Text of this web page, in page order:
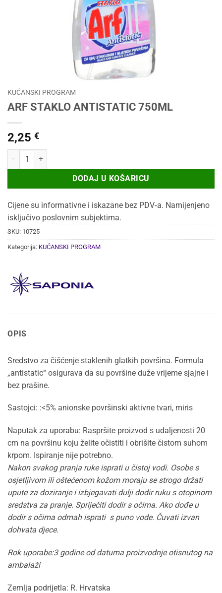
KUĆANSKI PROGRAM
ARF STAKLO ANTISTATIC 750ML
2,25 €
ARF STAKLO ANTISTATIC 750ML količina
DODAJ U KOŠARICU
Cijene su informativne i iskazane bez PDV‑a. Namijenjeno
isključivo poslovnim subjektima.
SKU: 10725
Kategorija: KUĆANSKI PROGRAM
OPIS
Sredstvo za čišćenje staklenih glatkih površina. Formula
„antistatic“ osigurava da su površine duže vrijeme sjajne i
bez prašine.
Sastojci: :<5% anionske površinski aktivne tvari, miris
Naputak za uporabu: Raspršite proizvod s udaljenosti 20
cm na površinu koju želite očistiti i obrišite čistom suhom
krpom. Ispiranje nije potrebno.
Nakon svakog pranja ruke isprati u čistoj vodi. Osobe s
osjetljivom ili oštećenom kožom moraju se strogo držati
upute za doziranje i izbjegavati dulji dodir ruku s otopinom
sredstva za pranje. Spriječiti dodir s očima. Ako dođe u
dodir s očima odmah isprati s puno vode. Čuvati izvan
dohvata djece.
Rok uporabe:3 godine od datuma proizvodnje otisnutog na
ambalaži
Zemlja podrijetla: R. Hrvatska